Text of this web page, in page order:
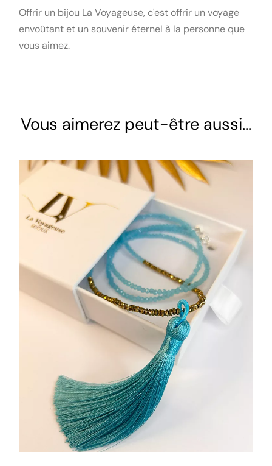
Offrir un bijou La Voyageuse, c'est offrir un voyage
envoûtant et un souvenir éternel à la personne que
vous aimez.
Vous aimerez peut-être aussi…